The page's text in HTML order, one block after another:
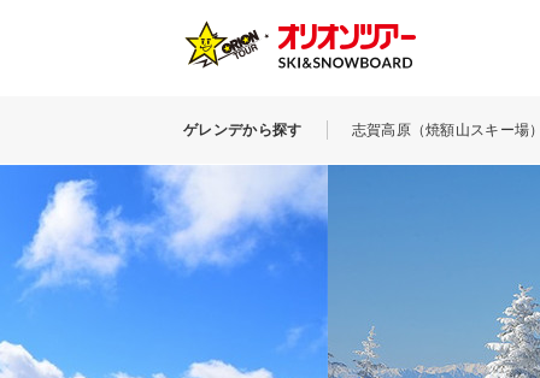
ゲレンデから探す 志賀高原（焼額山スキー場